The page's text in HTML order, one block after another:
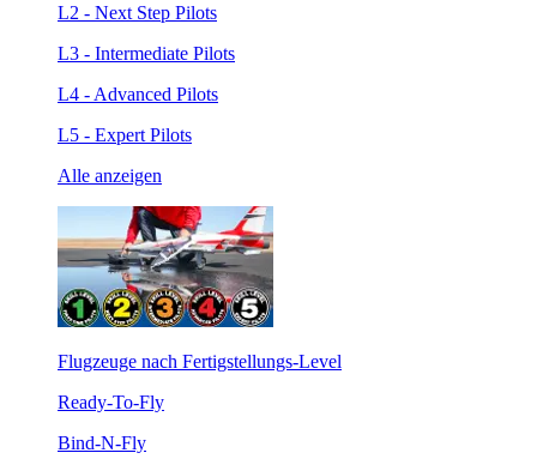
L2 - Next Step Pilots
L3 - Intermediate Pilots
L4 - Advanced Pilots
L5 - Expert Pilots
Alle anzeigen
Flugzeuge nach Fertigstellungs-Level
Ready-To-Fly
Bind-N-Fly